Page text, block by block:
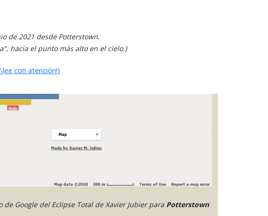
de 2021 desde Potterstown.
hacia el punto más alto en el cielo.)
con atención!)
de Google del Eclipse Total de Xavier Jubier para Potterstown